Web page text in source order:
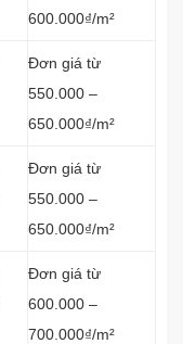
600.000₫/m²
Đơn giá từ
550.000 –
650.000₫/m²
Đơn giá từ
550.000 –
650.000₫/m²
Đơn giá từ
600.000 –
700.000₫/m²